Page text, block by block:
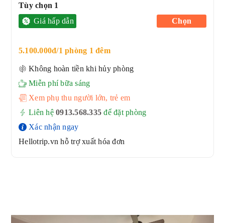
Tùy chọn 1
Giá hấp dẫn
5.100.000đ/1 phòng 1 đêm
Không hoàn tiền khi hủy phòng
Miễn phí bữa sáng
Xem phụ thu người lớn, trẻ em
Liên hệ 0913.568.335 để đặt phòng
Xác nhận ngay
Hellotrip.vn hỗ trợ xuất hóa đơn
Chọn